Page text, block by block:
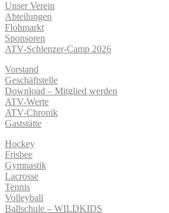
Unser Verein
Abteilungen
Flohmarkt
Sponsoren
ATV-Schlenzer-Camp 2026
Vorstand
Geschäftstelle
Download – Mitglied werden
ATV-Werte
ATV-Chronik
Gaststätte
Hockey
Frisbee
Gymnastik
Lacrosse
Tennis
Volleyball
Ballschule – WILDKIDS